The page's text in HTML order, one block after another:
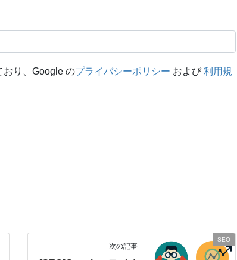
おり、Google のプライバシーポリシー および利用規
SEO
次の記事